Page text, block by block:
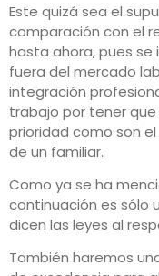
Este quizá sea el
comparación con el
hasta ahora, pues
fuera del mercado
integración
trabajo por tener
prioridad como son
de un familiar.
Como ya se ha
continuación es sólo
dicen las leyes al
También haremos